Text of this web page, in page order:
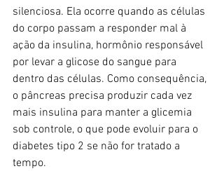
silenciosa. Ela ocorre quando as células
do corpo passam a responder mal à
ação da insulina, hormônio responsável
por levar a glicose do sangue para
dentro das células. Como consequência,
o pâncreas precisa produzir cada vez
mais insulina para manter a glicemia
sob controle, o que pode evoluir para o
diabetes tipo 2 se não for tratado a
tempo.